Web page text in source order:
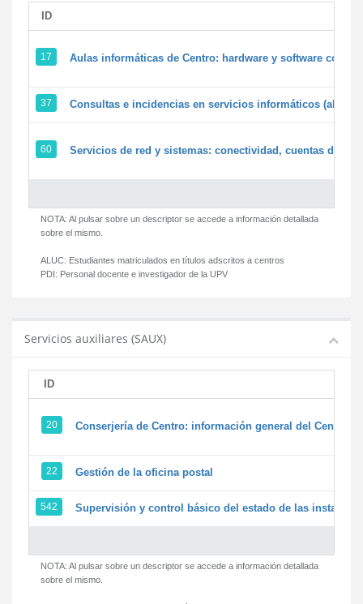
ID
17 Aulas informáticas de Centro: hardware y software
37 Consultas e incidencias en servicios informáticos
60 Servicios de red y sistemas: conectividad, cuentas de
NOTA: Al pulsar sobre un descriptor se accede a información detallada
sobre el mismo.
ALUC: Estudiantes matriculados en títulos adscritos a centros
PDI: Personal docente e investigador de la UPV
Servicios auxiliares (SAUX)
ID
20 Conserjería de Centro: información general del Centro y
22 Gestión de la oficina postal
542 Supervisión y control básico del estado de las
NOTA: Al pulsar sobre un descriptor se accede a información detallada
sobre el mismo.